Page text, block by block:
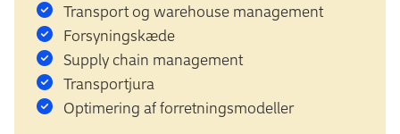
Transport og warehouse management
Forsyningskæde
Supply chain management
Transportjura
Optimering af forretningsmodeller